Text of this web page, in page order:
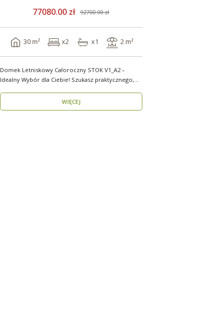
77080.00 zł 92700.00 zł
30 m² x2 x1 2 m²
Domek Letniskowy Całoroczny STOK V1_A2 –
Idealny Wybór dla Ciebie! Szukasz praktycznego,
WIĘCEJ